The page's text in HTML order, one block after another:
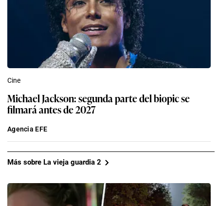
Cine
Michael Jackson: segunda parte del biopic se
filmará antes de 2027
Agencia EFE
Más sobre La vieja guardia 2